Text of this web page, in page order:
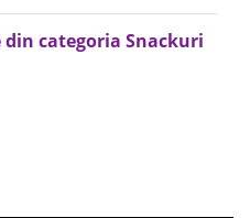
categoria Snackuri